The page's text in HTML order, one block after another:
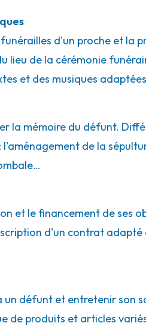
- Landerneau
Hily - Crozon
d'un proche et la
lieu de la cérémonie
et des musiques
la mémoire du défunt.
l'aménagement de la
et le financement de ses
d'un contrat
défunt et entretenir son
de produits et articles